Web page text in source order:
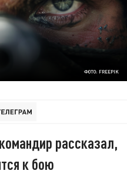
ФОТО: FREEPIK
рассказал,
к бою